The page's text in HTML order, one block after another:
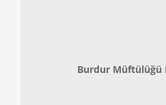
Burdur Müftülüğü